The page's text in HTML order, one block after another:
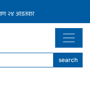
search